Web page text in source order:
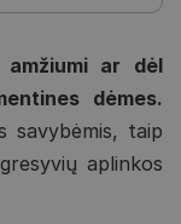
ar dėl
dėmes.
savybėmis, taip
aplinkos